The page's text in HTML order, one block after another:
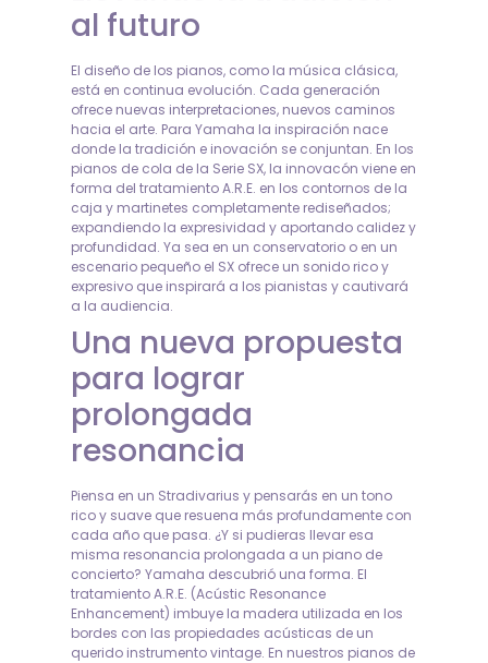
al futuro
El diseño de los pianos, como la música clásica,
está en continua evolución. Cada generación
ofrece nuevas interpretaciones, nuevos caminos
hacia el arte. Para Yamaha la inspiración nace
donde la tradición e inovación se conjuntan. En los
pianos de cola de la Serie SX, la innovacón viene en
forma del tratamiento A.R.E. en los contornos de la
caja y martinetes completamente rediseñados;
expandiendo la expresividad y aportando calidez y
profundidad. Ya sea en un conservatorio o en un
escenario pequeño el SX ofrece un sonido rico y
expresivo que inspirará a los pianistas y cautivará
a la audiencia.
Una nueva propuesta
para lograr
prolongada
resonancia
Piensa en un Stradivarius y pensarás en un tono
rico y suave que resuena más profundamente con
cada año que pasa. ¿Y si pudieras llevar esa
misma resonancia prolongada a un piano de
concierto? Yamaha descubrió una forma. El
tratamiento A.R.E. (Acústic Resonance
Enhancement) imbuye la madera utilizada en los
bordes con las propiedades acústicas de un
querido instrumento vintage. En nuestros pianos de